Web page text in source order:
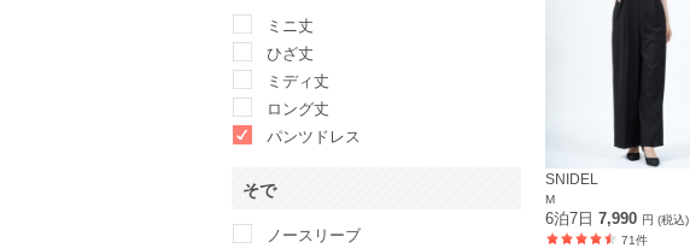
SNIDEL
M
6泊7日 7,990 円 (税込)
71件
ミニ丈
ひざ丈
ミディ丈
ロング丈
パンツドレス
そで
ノースリーブ